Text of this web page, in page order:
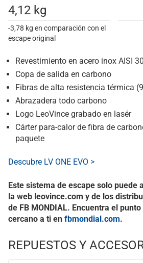
4,12 kg
-3,78 kg en comparación con el
escape original
Revestimiento en acero inox AISI
Copa de salida en carbono
Fibras de alta resistencia térmica
Abrazadera todo carbono
Logo LeoVince grabado en lasér
Cárter para-calor de fibra de
paquete
Descubre LV ONE EVO >
Este sistema de escape solo puede
la web leovince.com y de los
de FB MONDIAL. Encuentra el
cercano a ti en fbmondial.com.
REPUESTOS Y